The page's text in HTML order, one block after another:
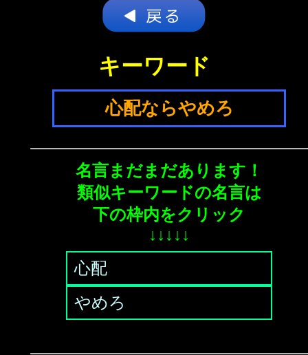
キーワード
心配ならやめろ
名言まだまだあります！
類似キーワードの名言は
下の枠内をクリック
↓↓↓↓↓
心配
やめろ